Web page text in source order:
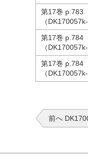
第17巻 p.783
（
第17巻 p.784
（
第17巻 p.784
（
前へ